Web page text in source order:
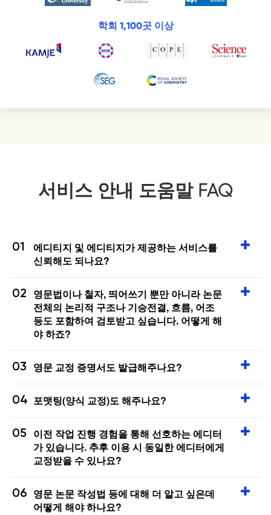
학회 1,100곳 이상
서비스 안내 도움말 FAQ
01
에디티지 및 에디티지가 제공하는 서비스를
신뢰해도 되나요?
02 영문법이나 철자, 띄어쓰기 뿐만 아니라 논문
전체의 논리적 구조나 기승전결, 흐름, 어조
등도 포함하여 검토받고 싶습니다. 어떻게 해
야 하죠?
03 영문 교정 증명서도 발급해주나요?
04 포맷팅(양식 교정)도 해주나요?
05 이전 작업 진행 경험을 통해 선호하는 에디터
가 있습니다. 추후 이용 시 동일한 에디터에게
교정받을 수 있나요?
06 영문 논문 작성법 등에 대해 더 알고 싶은데
어떻게 해야 하나요?